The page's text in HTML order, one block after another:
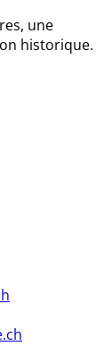
une
historique.